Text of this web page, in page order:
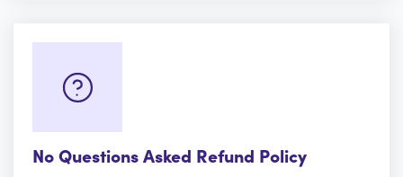
No Questions Asked Refund Policy